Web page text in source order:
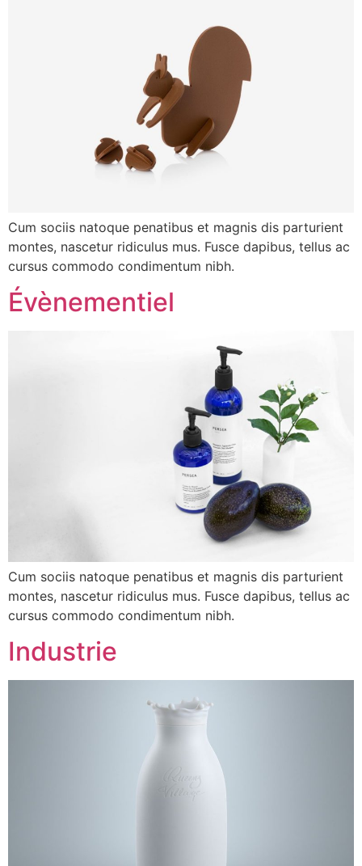
Cum sociis natoque penatibus et magnis dis parturient
montes, nascetur ridiculus mus. Fusce dapibus, tellus ac
cursus commodo condimentum nibh.
Évènementiel
Cum sociis natoque penatibus et magnis dis parturient
montes, nascetur ridiculus mus. Fusce dapibus, tellus ac
cursus commodo condimentum nibh.
Industrie